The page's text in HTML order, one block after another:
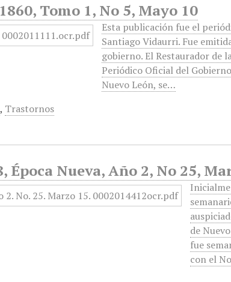
Tomo 1, No 5, Mayo 10
Esta publicación fue el
Santiago Vidaurri. Fue
gobierno. El Restaurador de
Periódico Oficial del
Nuevo León, se…
, Trastornos
Nueva, Año 2, No 25,
de
fue
con el